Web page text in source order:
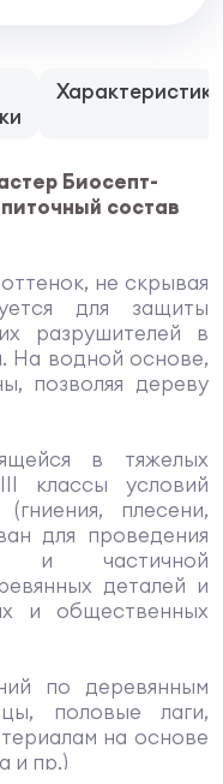
Характеристики
Биосепт-
состав
не скрывая
для защиты
разрушителей в
На водной основе,
позволяя дереву
в тяжелых
классы условий
плесени,
для проведения
и частичной
деталей и
и общественных
по деревянным
половые лаги,
на основе
и пр.)